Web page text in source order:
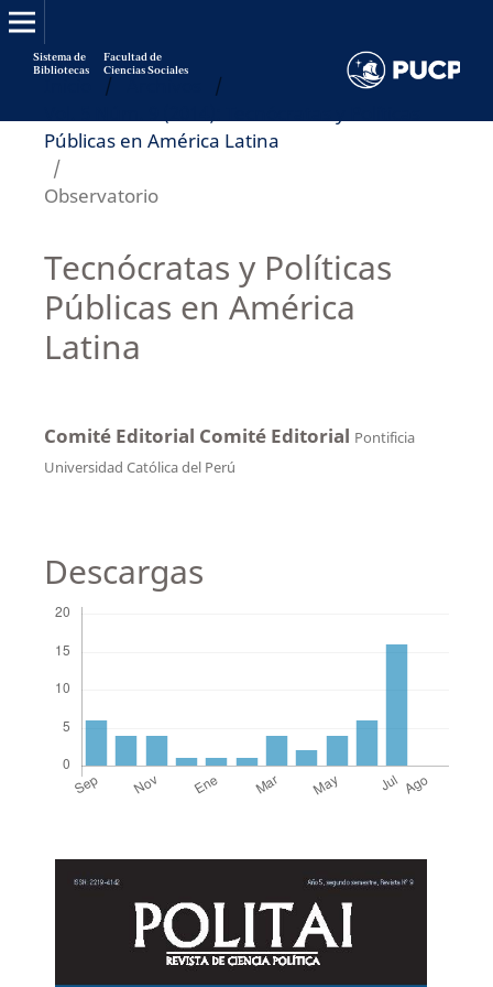
Sistema de
Bibliotecas
Facultad de
Ciencias Sociales
/
/
Públicas en América Latina
/
Observatorio
Tecnócratas y Políticas
Públicas en América
Latina
Comité Editorial Comité Editorial Pontificia
Universidad Católica del Perú
Descargas